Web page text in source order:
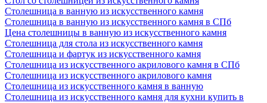
Столешница в ванную из искусственного камня
Столешница в ванную из искусственного камня в СПб
Цена столешницы в ванную из искусственного камня
Столешница для стола из искусственного камня
Столешница и фартук из искусственного камня
Столешница из искусственного акрилового камня в СПб
Столешница из искусственного акрилового камня
Столешница из искусственного камня в ванную
Столешница из искусственного камня для кухни купить в